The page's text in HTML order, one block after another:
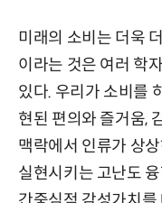
미래의 소비는 더욱
이라는 것은 여러 학
있다. 우리가 소비를
현된 편의와 즐거움,
맥락에서 인류가 상
실현시키는 고난도